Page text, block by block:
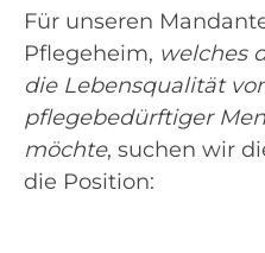
Für unseren
Pflegeheim, welches
die Lebensqualität
pflegebedürftiger
möchte, suchen wir
die Position: